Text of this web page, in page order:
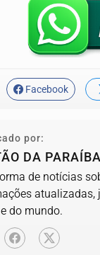
Facebook
por:
DA PARAÍBA
de notícias
do mundo.